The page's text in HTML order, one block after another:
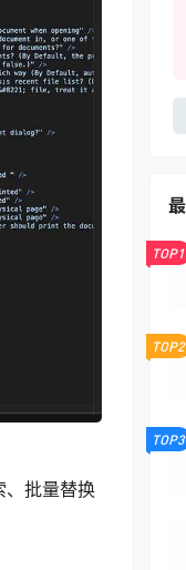
、批量替换
TOP1
TOP2
TOP3